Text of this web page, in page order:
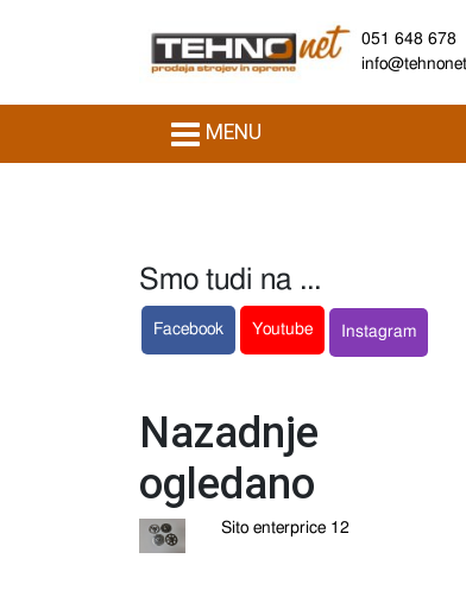
051 648 678
MENU
Smo tudi na ...
Facebook Youtube Instagram
Nazadnje
ogledano
Sito enterprice 12